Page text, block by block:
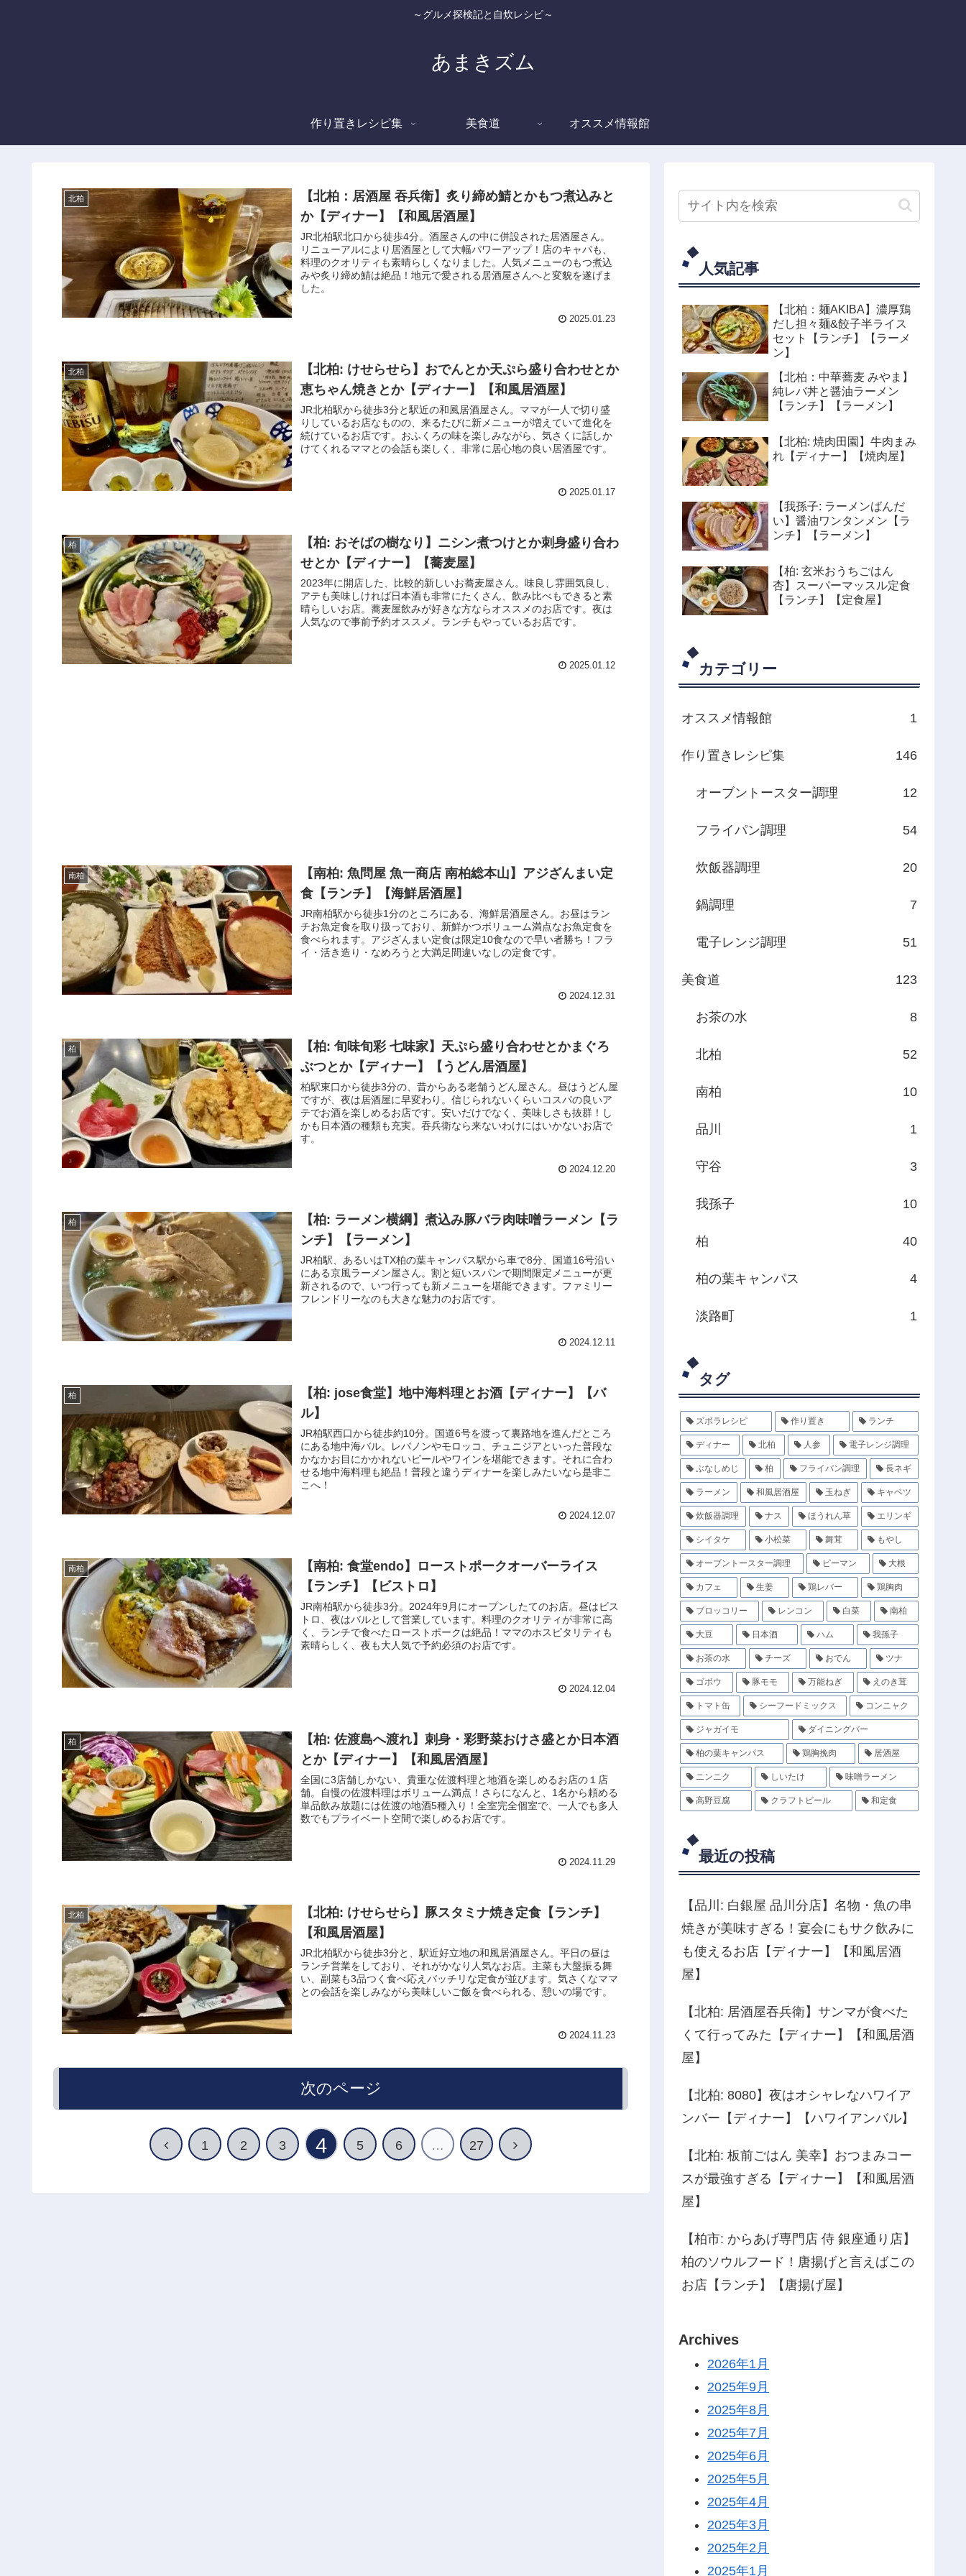
～グルメ探検記と自炊レシピ～
あまきズム
作り置きレシピ集 美食道 オススメ情報館
北柏
【北柏：居酒屋 吞兵衛】炙り締め鯖とかもつ煮込みと
か【ディナー】【和風居酒屋】
JR北柏駅北口から徒歩4分。酒屋さんの中に併設された居酒屋さん。
リニューアルにより居酒屋として大幅パワーアップ！店のキャパも、
料理のクオリティも素晴らしくなりました。人気メニューのもつ煮込
みや炙り締め鯖は絶品！地元で愛される居酒屋さんへと変貌を遂げま
した。
2025.01.23
北柏
【北柏: けせらせら】おでんとか天ぷら盛り合わせとか
恵ちゃん焼きとか【ディナー】【和風居酒屋】
JR北柏駅から徒歩3分と駅近の和風居酒屋さん。ママが一人で切り盛
りしているお店なものの、来るたびに新メニューが増えていて進化を
続けているお店です。おふくろの味を楽しみながら、気さくに話しか
けてくれるママとの会話も楽しく、非常に居心地の良い居酒屋です。
2025.01.17
柏
【柏: おそばの樹なり】ニシン煮つけとか刺身盛り合わ
せとか【ディナー】【蕎麦屋】
2023年に開店した、比較的新しいお蕎麦屋さん。味良し雰囲気良し、
アテも美味しければ日本酒も非常にたくさん、飲み比べもできると素
晴らしいお店。蕎麦屋飲みが好きな方ならオススメのお店です。夜は
人気なので事前予約オススメ。ランチもやっているお店です。
2025.01.12
南柏
【南柏: 魚問屋 魚一商店 南柏総本山】アジざんまい定
食【ランチ】【海鮮居酒屋】
JR南柏駅から徒歩1分のところにある、海鮮居酒屋さん。お昼はラン
チお魚定食を取り扱っており、新鮮かつボリューム満点なお魚定食を
食べられます。アジざんまい定食は限定10食なので早い者勝ち！フラ
イ・活き造り・なめろうと大満足間違いなしの定食です。
2024.12.31
柏
【柏: 旬味旬彩 七味家】天ぷら盛り合わせとかまぐろ
ぶつとか【ディナー】【うどん居酒屋】
柏駅東口から徒歩3分の、昔からある老舗うどん屋さん。昼はうどん屋
ですが、夜は居酒屋に早変わり。信じられないくらいコスパの良いア
テでお酒を楽しめるお店です。安いだけでなく、美味しさも抜群！し
かも日本酒の種類も充実。吞兵衛なら来ないわけにはいかないお店で
す。
2024.12.20
柏
【柏: ラーメン横綱】煮込み豚バラ肉味噌ラーメン【ラ
ンチ】【ラーメン】
JR柏駅、あるいはTX柏の葉キャンパス駅から車で8分、国道16号沿い
にある京風ラーメン屋さん。割と短いスパンで期間限定メニューが更
新されるので、いつ行っても新メニューを堪能できます。ファミリー
フレンドリーなのも大きな魅力のお店です。
2024.12.11
柏
【柏: jose食堂】地中海料理とお酒【ディナー】【バ
ル】
JR柏駅西口から徒歩約10分。国道6号を渡って裏路地を進んだところ
にある地中海バル。レバノンやモロッコ、チュニジアといった普段な
かなかお目にかかれないビールやワインを堪能できます。それに合わ
せる地中海料理も絶品！普段と違うディナーを楽しみたいなら是非こ
こへ！
2024.12.07
南柏
【南柏: 食堂endo】ローストポークオーバーライス
【ランチ】【ビストロ】
JR南柏駅から徒歩3分。2024年9月にオープンしたてのお店。昼はビス
トロ、夜はバルとして営業しています。料理のクオリティが非常に高
く、ランチで食べたローストポークは絶品！ママのホスピタリティも
素晴らしく、夜も大人気で予約必須のお店です。
2024.12.04
柏
【柏: 佐渡島へ渡れ】刺身・彩野菜おけさ盛とか日本酒
とか【ディナー】【和風居酒屋】
全国に3店舗しかない、貴重な佐渡料理と地酒を楽しめるお店の１店
舗。自慢の佐渡料理はボリューム満点！さらになんと、1名から頼める
単品飲み放題には佐渡の地酒5種入り！全室完全個室で、一人でも多人
数でもプライベート空間で楽しめるお店です。
2024.11.29
北柏
【北柏: けせらせら】豚スタミナ焼き定食【ランチ】
【和風居酒屋】
JR北柏駅から徒歩3分と、駅近好立地の和風居酒屋さん。平日の昼は
ランチ営業をしており、それがかなり人気なお店。主菜も大盤振る舞
い、副菜も3品つく食べ応えバッチリな定食が並びます。気さくなママ
との会話を楽しみながら美味しいご飯を食べられる、憩いの場です。
2024.11.23
次のページ
1 2 3 4 5 6 … 27
人気記事
【北柏：麺AKIBA】濃厚鶏
だし担々麺&餃子半ライス
セット【ランチ】【ラーメ
ン】
【北柏：中華蕎麦 みやま】
純レバ丼と醤油ラーメン
【ランチ】【ラーメン】
【北柏: 焼肉田園】牛肉まみ
れ【ディナー】【焼肉屋】
【我孫子: ラーメンばんだ
い】醤油ワンタンメン【ラ
ンチ】【ラーメン】
【柏: 玄米おうちごはん
杏】スーパーマッスル定食
【ランチ】【定食屋】
カテゴリー
オススメ情報館 1
作り置きレシピ集 146
オーブントースター調理 12
フライパン調理 54
炊飯器調理 20
鍋調理 7
電子レンジ調理 51
美食道 123
お茶の水 8
北柏 52
南柏 10
品川 1
守谷 3
我孫子 10
柏 40
柏の葉キャンパス 4
淡路町 1
タグ
ズボラレシピ 作り置き ランチ
ディナー 北柏 人参 電子レンジ調理
ぶなしめじ 柏 フライパン調理 長ネギ
ラーメン 和風居酒屋 玉ねぎ キャベツ
炊飯器調理 ナス ほうれん草 エリンギ
シイタケ 小松菜 舞茸 もやし
オーブントースター調理 ピーマン 大根
カフェ 生姜 鶏レバー 鶏胸肉
ブロッコリー レンコン 白菜 南柏
大豆 日本酒 ハム 我孫子
お茶の水 チーズ おでん ツナ
ゴボウ 豚モモ 万能ねぎ えのき茸
トマト缶 シーフードミックス コンニャク
ジャガイモ ダイニングバー
柏の葉キャンパス 鶏胸挽肉 居酒屋
ニンニク しいたけ 味噌ラーメン
高野豆腐 クラフトビール 和定食
最近の投稿
【品川: 白銀屋 品川分店】名物・魚の串
焼きが美味すぎる！宴会にもサク飲みに
も使えるお店【ディナー】【和風居酒
屋】
【北柏: 居酒屋吞兵衛】サンマが食べた
くて行ってみた【ディナー】【和風居酒
屋】
【北柏: 8080】夜はオシャレなハワイア
ンバー【ディナー】【ハワイアンバル】
【北柏: 板前ごはん 美幸】おつまみコー
スが最強すぎる【ディナー】【和風居酒
屋】
【柏市: からあげ専門店 侍 銀座通り店】
柏のソウルフード！唐揚げと言えばこの
お店【ランチ】【唐揚げ屋】
Archives
2026年1月
2025年9月
2025年8月
2025年7月
2025年6月
2025年5月
2025年4月
2025年3月
2025年2月
2025年1月